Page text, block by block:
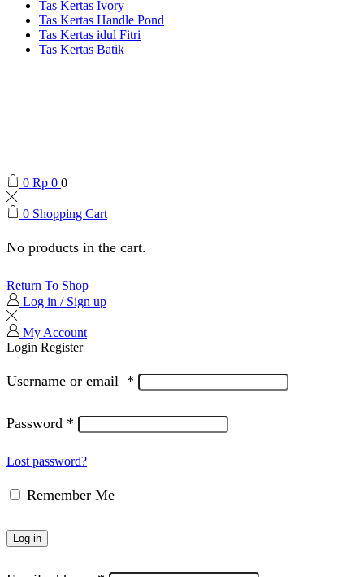
Tas Kertas Ivory
Tas Kertas Handle Pond
Tas Kertas idul Fitri
Tas Kertas Batik
0 Rp 0 0
0 Shopping Cart
No products in the cart.
Return To Shop
Log in / Sign up
My Account
Login Register
Username or email *
Password *
Lost password?
Remember Me
Log in